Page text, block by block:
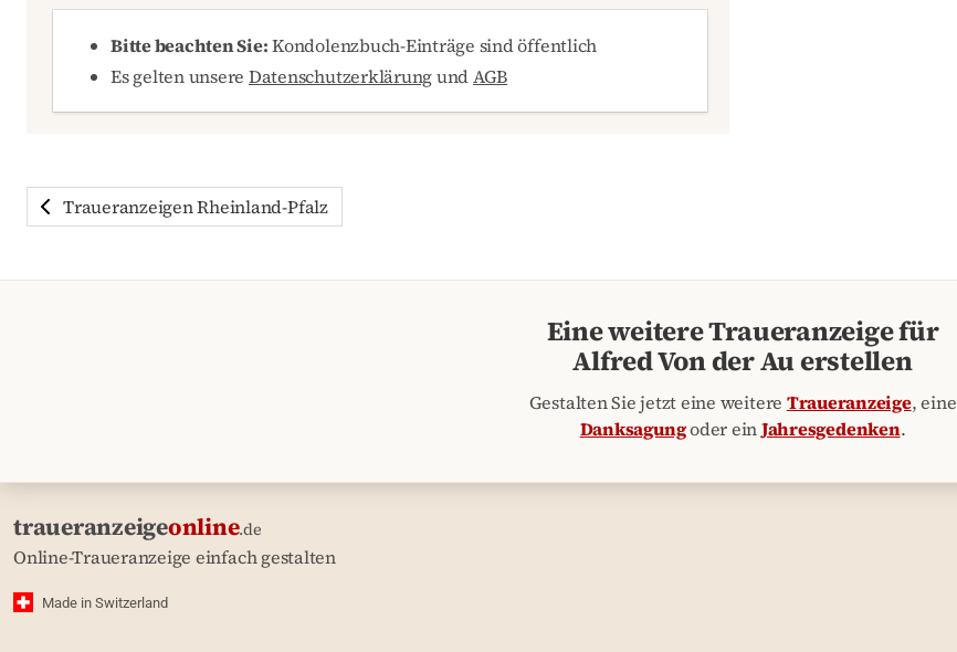
Bitte beachten Sie:Kondolenzbuch-Einträge sind öffentlich
Es gelten unsere DatenschutzerklärungundAGB
Traueranzeigen Rheinland-Pfalz
Eine weitere Traueranzeige für
Alfred Von der Au erstellen
Gestalten Sie jetzt eine weitere Traueranzeige, eine
Danksagungoder einJahresgedenken.
traueranzeigeonline.de
Online-Traueranzeige einfach gestalten
Made in Switzerland